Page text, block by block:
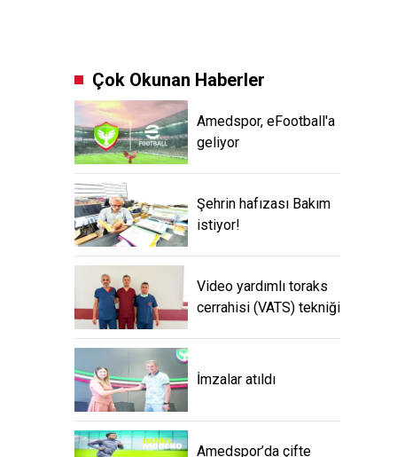
Çok Okunan Haberler
Amedspor, eFootball'a
geliyor
Şehrin hafızası Bakım
istiyor!
Video yardımlı toraks
cerrahisi (VATS) tekniği
İmzalar atıldı
Amedspor’da çifte